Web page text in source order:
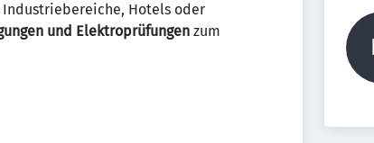
Hotels oder
und Elektroprüfungen zum